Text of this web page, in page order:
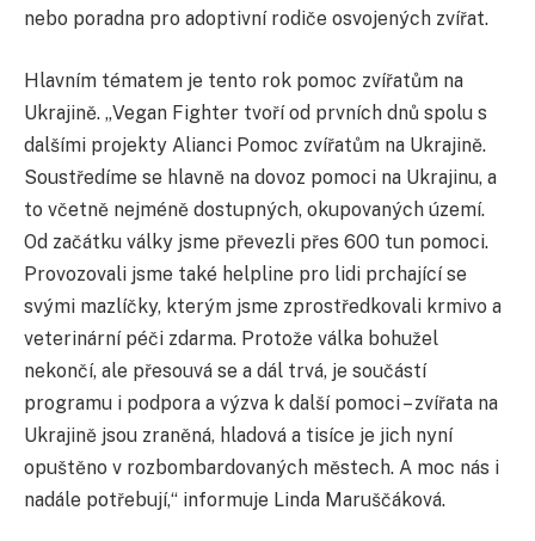
nebo poradna pro adoptivní rodiče osvojených zvířat.
Hlavním tématem je tento rok pomoc zvířatům na
Ukrajině. „Vegan Fighter tvoří od prvních dnů spolu s
dalšími projekty Alianci Pomoc zvířatům na Ukrajině.
Soustředíme se hlavně na dovoz pomoci na Ukrajinu, a
to včetně nejméně dostupných, okupovaných území.
Od začátku války jsme převezli přes 600 tun pomoci.
Provozovali jsme také helpline pro lidi prchající se
svými mazlíčky, kterým jsme zprostředkovali krmivo a
veterinární péči zdarma. Protože válka bohužel
nekončí, ale přesouvá se a dál trvá, je součástí
programu i podpora a výzva k další pomoci – zvířata na
Ukrajině jsou zraněná, hladová a tisíce je jich nyní
opuštěno v rozbombardovaných městech. A moc nás i
nadále potřebují,“ informuje Linda Maruščáková.